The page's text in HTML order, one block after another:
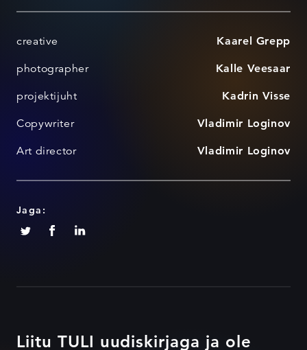
creative Kaarel Grepp
photographer Kalle Veesaar
projektijuht Kadrin Visse
Copywriter Vladimir Loginov
Art director Vladimir Loginov
Jaga:
Liitu TULI uudiskirjaga ja ole